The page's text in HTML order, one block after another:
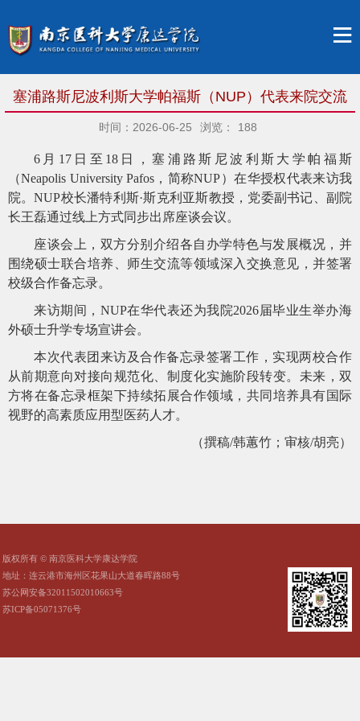
塞浦路斯尼波利斯大学帕福斯（NUP）代表来院交流
时间：2026-06-25 浏览： 188
6月17日至18日，塞浦路斯尼波利斯大学帕福斯
（Neapolis University Pafos，简称NUP）在华授权代表来访我
院。NUP校长潘特利斯·斯克利亚斯教授， 党委副书记、副院
长王磊通过线上方式同步出席座谈会议。
座谈会上，双方分别介绍各自办学特色与发展概况 ，并
围绕硕士联合培养、师生交流等领域深入交换意见，并签署
校级合作备忘录。
来访期间， NUP在华代表还为我院2026届毕业生举办海
外硕士升学专场宣讲会。
本次代表团来访及合作备忘录签署工作，实现两校合作
从前期意向对接向规范化、制度化实施阶段转变。未来，双
方将在备忘录框架下持续拓展合作领域，共同培养具有国际
视野的高素质应用型医药人才。
（撰稿/韩蕙竹；审核/胡亮）
版权所有 © 南京医科大学康达学院
地址：连云港市海州区花果山大道春晖路88号
苏公网安备32011502010663号
苏ICP备05071376号